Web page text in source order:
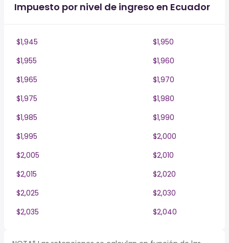
Impuesto por nivel de ingreso en Ecuador
$1,945
$1,950
$1,955
$1,960
$1,965
$1,970
$1,975
$1,980
$1,985
$1,990
$1,995
$2,000
$2,005
$2,010
$2,015
$2,020
$2,025
$2,030
$2,035
$2,040